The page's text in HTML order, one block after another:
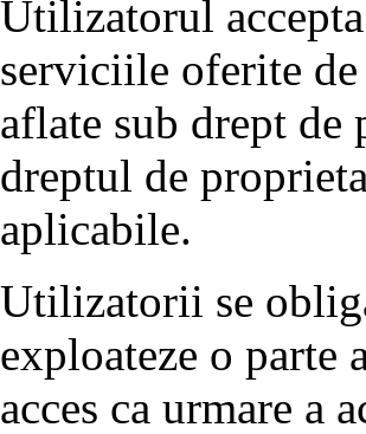
Utilizatorul
serviciile oferite
aflate sub drept
dreptul de
aplicabile.
Utilizatorii se
exploateze o
acces ca urmare a